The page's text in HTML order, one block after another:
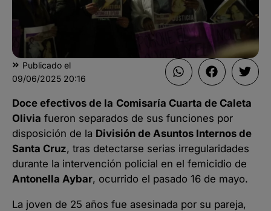
Publicado el
09/06/2025 20:16
Doce efectivos de la Comisaría Cuarta de Caleta
Olivia fueron separados de sus funciones por
disposición de la División de Asuntos Internos de
Santa Cruz, tras detectarse serias irregularidades
durante la intervención policial en el femicidio de
Antonella Aybar, ocurrido el pasado 16 de mayo.
La joven de 25 años fue asesinada por su pareja,